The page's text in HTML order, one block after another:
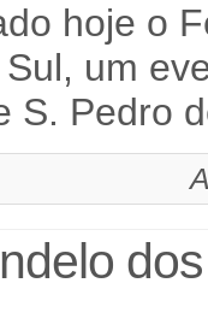
hoje o
um
S. Pedro